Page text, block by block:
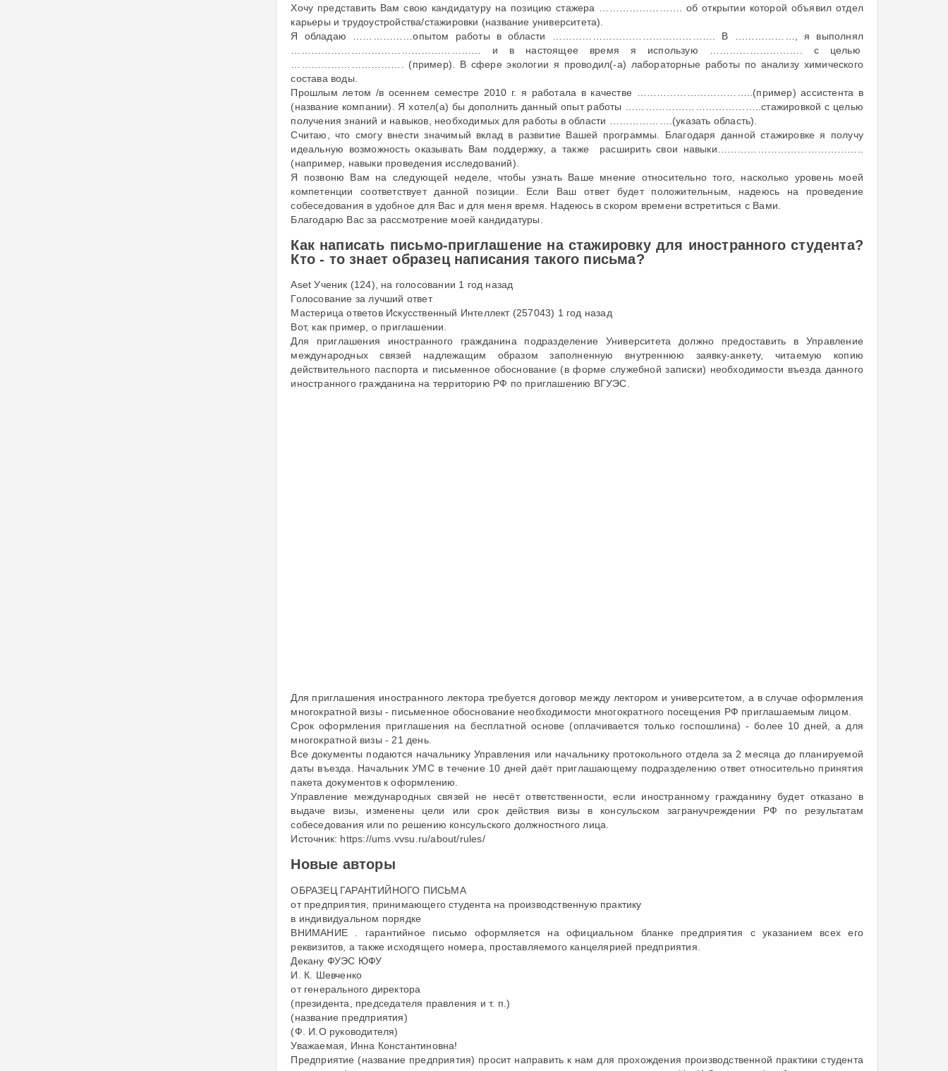
Хочу представить Вам свою кандидатуру на позицию стажера ……………………. об открытии которой объявил отдел
карьеры и трудоустройства/стажировки (название университета).
Я обладаю ………………опытом работы в области …………………………………………. В ………………, я выполнял
………………………………………………… и в настоящее время я использую ………………………. с целью
……………………………. (пример). В сфере экологии я проводил(-а) лабораторные работы по анализу химического
состава воды.
Прошлым летом /в осеннем семестре 2010 г. я работала в качестве ……………………………..(пример) ассистента в
(название компании). Я хотел(а) бы дополнить данный опыт работы …………………………………..стажировкой с целью
получения знаний и навыков, необходимых для работы в области ……………….(указать область).
Считаю, что смогу внести значимый вклад в развитие Вашей программы. Благодаря данной стажировке я получу
идеальную возможность оказывать Вам поддержку, а также расширить свои навыки……………………………………..
(например, навыки проведения исследований).
Я позвоню Вам на следующей неделе, чтобы узнать Ваше мнение относительно того, насколько уровень моей
компетенции соответствует данной позиции. Если Ваш ответ будет положительным, надеюсь на проведение
собеседования в удобное для Вас и для меня время. Надеюсь в скором времени встретиться с Вами.
Благодарю Вас за рассмотрение моей кандидатуры.
Как написать письмо-приглашение на стажировку для иностранного студента?
Кто - то знает образец написания такого письма?
Aset Ученик (124), на голосовании 1 год назад
Голосование за лучший ответ
Мастерица ответов Искусственный Интеллект (257043) 1 год назад
Вот, как пример, о приглашении.
Для приглашения иностранного гражданина подразделение Университета должно предоставить в Управление
международных связей надлежащим образом заполненную внутреннюю заявку-анкету, читаемую копию
действительного паспорта и письменное обоснование (в форме служебной записки) необходимости въезда данного
иностранного гражданина на территорию РФ по приглашению ВГУЭС.
Для приглашения иностранного лектора требуется договор между лектором и университетом, а в случае оформления
многократной визы - письменное обоснование необходимости многократного посещения РФ приглашаемым лицом.
Срок оформления приглашения на бесплатной основе (оплачивается только госпошлина) - более 10 дней, а для
многократной визы - 21 день.
Все документы подаются начальнику Управления или начальнику протокольного отдела за 2 месяца до планируемой
даты въезда. Начальник УМС в течение 10 дней даёт приглашающему подразделению ответ относительно принятия
пакета документов к оформлению.
Управление международных связей не несёт ответственности, если иностранному гражданину будет отказано в
выдаче визы, изменены цели или срок действия визы в консульском загранучреждении РФ по результатам
собеседования или по решению консульского должностного лица.
Источник: https://ums.vvsu.ru/about/rules/
Новые авторы
ОБРАЗЕЦ ГАРАНТИЙНОГО ПИСЬМА
от предприятия, принимающего студента на производственную практику
в индивидуальном порядке
ВНИМАНИЕ . гарантийное письмо оформляется на официальном бланке предприятия с указанием всех его
реквизитов, а также исходящего номера, проставляемого канцелярией предприятия.
Декану ФУЭС ЮФУ
И. К. Шевченко
от генерального директора
(президента, председателя правления и т. п.)
(название предприятия)
(Ф. И.О руководителя)
Уважаемая, Инна Константиновна!
Предприятие (название предприятия) просит направить к нам для прохождения производственной практики студента